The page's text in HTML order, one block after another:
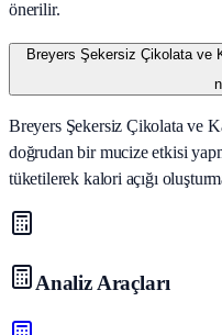
önerilir.
Breyers Şekersiz Çikolata ve
Breyers Şekersiz Çikolata ve
doğrudan bir mucize etkisi
tüketilerek kalori açığı
Analiz Araçları